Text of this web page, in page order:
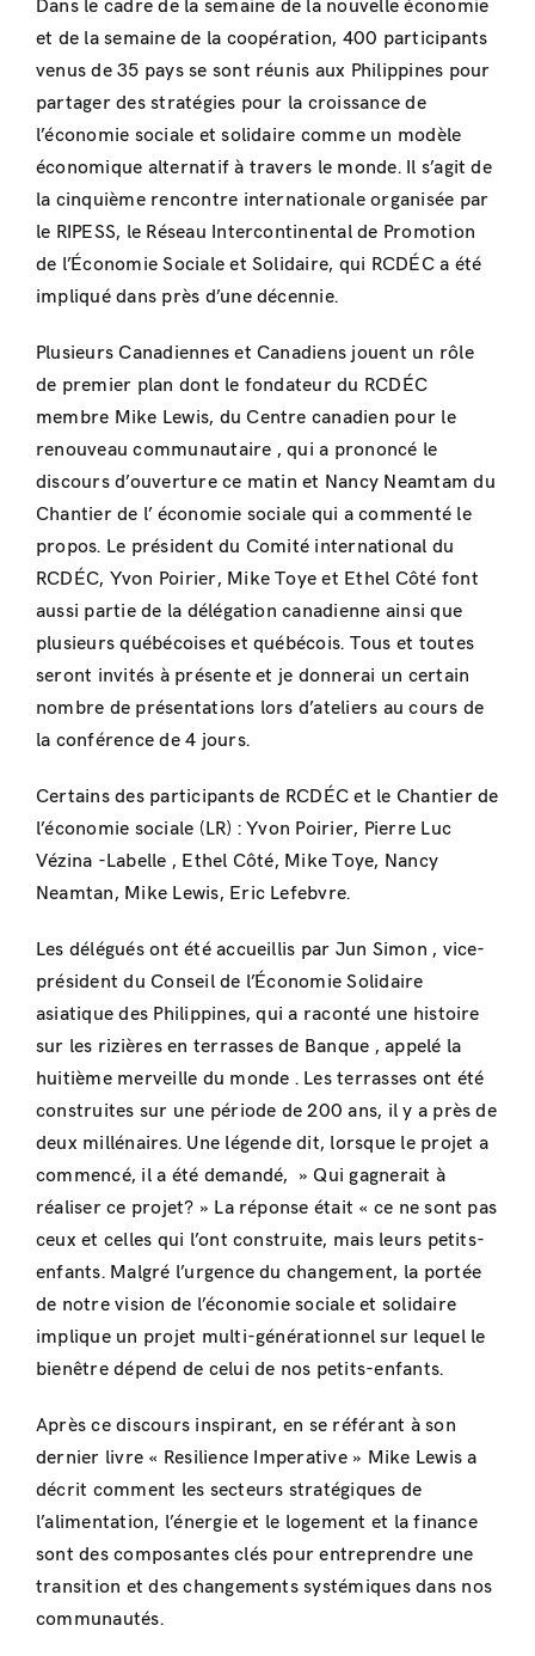
Dans le cadre de la semaine de la nouvelle économie
et de la semaine de la coopération, 400 participants
venus de 35 pays se sont réunis aux Philippines pour
partager des stratégies pour la croissance de
l’économie sociale et solidaire comme un modèle
économique alternatif à travers le monde. Il s’agit de
la cinquième rencontre internationale organisée par
le RIPESS, le Réseau Intercontinental de Promotion
de l’Économie Sociale et Solidaire, qui RCDÉC a été
impliqué dans près d’une décennie.
Plusieurs Canadiennes et Canadiens jouent un rôle
de premier plan dont le fondateur du RCDÉC
membre Mike Lewis, du Centre canadien pour le
renouveau communautaire , qui a prononcé le
discours d’ouverture ce matin et Nancy Neamtam du
Chantier de l’ économie sociale qui a commenté le
propos. Le président du Comité international du
RCDÉC, Yvon Poirier, Mike Toye et Ethel Côté font
aussi partie de la délégation canadienne ainsi que
plusieurs québécoises et québécois. Tous et toutes
seront invités à présente et je donnerai un certain
nombre de présentations lors d’ateliers au cours de
la conférence de 4 jours.
Certains des participants de RCDÉC et le Chantier de
l’économie sociale (LR) : Yvon Poirier, Pierre Luc
Vézina -Labelle , Ethel Côté, Mike Toye, Nancy
Neamtan, Mike Lewis, Eric Lefebvre.
Les délégués ont été accueillis par Jun Simon , vice-
président du Conseil de l’Économie Solidaire
asiatique des Philippines, qui a raconté une histoire
sur les rizières en terrasses de Banque , appelé la
huitième merveille du monde . Les terrasses ont été
construites sur une période de 200 ans, il y a près de
deux millénaires. Une légende dit, lorsque le projet a
commencé, il a été demandé, » Qui gagnerait à
réaliser ce projet? » La réponse était « ce ne sont pas
ceux et celles qui l’ont construite, mais leurs petits-
enfants. Malgré l’urgence du changement, la portée
de notre vision de l’économie sociale et solidaire
implique un projet multi-générationnel sur lequel le
bienêtre dépend de celui de nos petits-enfants.
Après ce discours inspirant, en se référant à son
dernier livre « Resilience Imperative » Mike Lewis a
décrit comment les secteurs stratégiques de
l’alimentation, l’énergie et le logement et la finance
sont des composantes clés pour entreprendre une
transition et des changements systémiques dans nos
communautés.